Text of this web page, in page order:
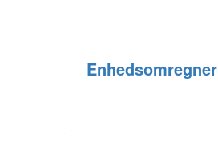
Enhedsomregner